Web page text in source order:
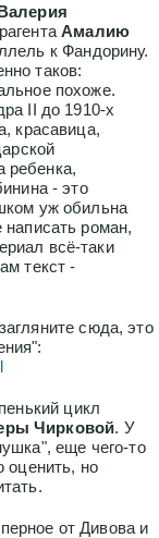
Амалию
к Фандорину.
таков:
похоже.
II до 1910-х
красавица,
ребенка,
- это
уж обильна
роман,
всё-таки
текст -
сюда, это
цикл
Чирковой. У
еще чего-то
оценить, но
от Дивова и